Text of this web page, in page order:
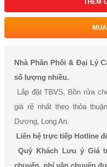
THÊM
Nhà Phân Phối & Đại Lý
số lượng nhiều.
Lắp đặt TBVS, Bồn rửa
giá rẻ nhất theo thỏa
Dương, Long An.
Liên hệ trực tiếp Hotline
Quý Khách Lưu ý Giá
chuyển, phí vận chuyển